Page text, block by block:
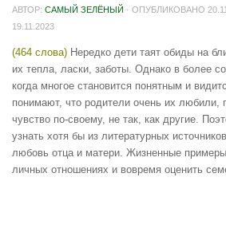
АВТОР: САМЫЙ ЗЕЛЁНЫЙ · ОПУБЛИКОВАНО
19.11.2023
(464 слова) Нередко дети таят обиды на
их тепла, ласки, заботы. Однако в более
когда многое становится понятным и
понимают, что родители очень их любили,
чувство по-своему, не так, как другие.
узнать хотя бы из литературных
любовь отца и матери. Жизненные примеры
личных отношениях и вовремя оценить